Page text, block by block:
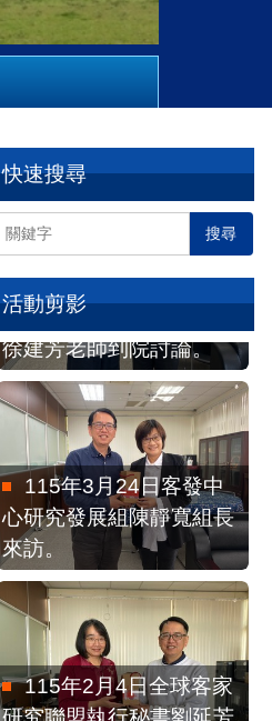
快速搜尋
搜尋
活動剪影
115年6月3日客語專家
徐建芳老師到院討論。
115年3月24日客發中
心研究發展組陳靜寬組長
來訪。
115年2月4日全球客家
研究聯盟執行秘書劉延芳
博士來訪